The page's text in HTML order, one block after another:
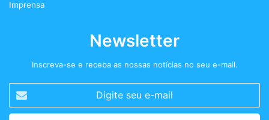
Imprensa
Newsletter
Inscreva-se e receba as nossas notícias no seu e-mail.
seu
e-